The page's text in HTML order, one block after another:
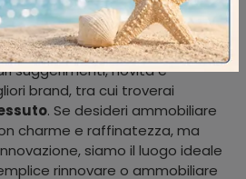
composizioni sul mercato,
che derivano dalla nostra
e passione nel campo. Ti
suggerimenti, novità e
brand, tra cui troverai
. Se desideri ammobiliare
charme e raffinatezza, ma
siamo il luogo ideale
rinnovare o ammobiliare